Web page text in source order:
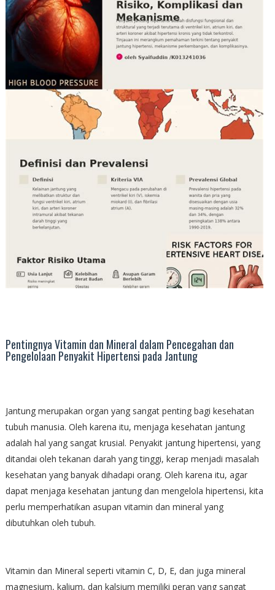
Pentingnya Vitamin dan Mineral dalam Pencegahan dan
Pengelolaan Penyakit Hipertensi pada Jantung
Jantung merupakan organ yang sangat penting bagi kesehatan
tubuh manusia. Oleh karena itu, menjaga kesehatan jantung
adalah hal yang sangat krusial. Penyakit jantung hipertensi, yang
ditandai oleh tekanan darah yang tinggi, kerap menjadi masalah
kesehatan yang banyak dihadapi orang. Oleh karena itu, agar
dapat menjaga kesehatan jantung dan mengelola hipertensi, kita
perlu memperhatikan asupan vitamin dan mineral yang
dibutuhkan oleh tubuh.
Vitamin dan Mineral seperti vitamin C, D, E, dan juga mineral
magnesium, kalium, dan kalsium memiliki peran yang sangat